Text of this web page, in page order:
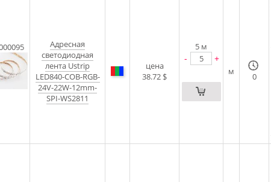
Адресная
светодиодная
лента Ustrip
LED840-COB-RGB-
24V-22W-12mm-
SPI-WS2811
цена
38.72 $
5 м
- +
м 0